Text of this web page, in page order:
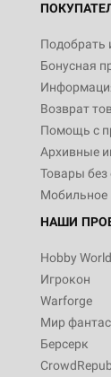
Подобрать
Бонусная
Возврат
Помощь с
Архивные
Товары без
Мобильное
НАШИ
Hobby World
Игрокон
Warforge
Мир
Берсерк